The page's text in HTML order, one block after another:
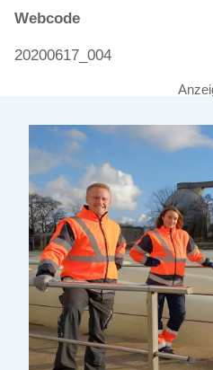
Webcode
20200617_004